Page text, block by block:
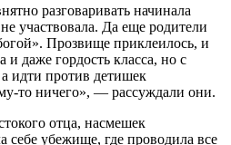
разговаривать начинала
участвовала. Да еще родители
Прозвище приклеилось, и
даже гордость класса, но с
идти против детишек
то ничего», — рассуждали они.
отца, насмешек
себе убежище, где проводила все